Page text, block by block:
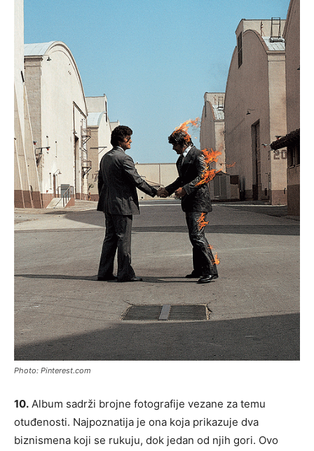
Photo: Pinterest.com
10. Album sadrži brojne fotografije vezane za temu
otuđenosti. Najpoznatija je ona koja prikazuje dva
biznismena koji se rukuju, dok jedan od njih gori. Ovo